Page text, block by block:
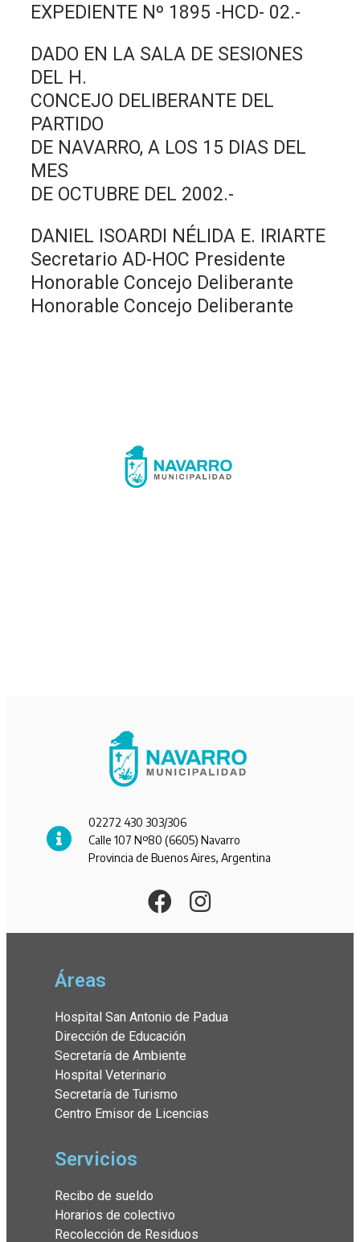
EXPEDIENTE Nº 1895 -HCD- 02.-
DADO EN LA SALA DE SESIONES
DEL H.
CONCEJO DELIBERANTE DEL
PARTIDO
DE NAVARRO, A LOS 15 DIAS DEL
MES
DE OCTUBRE DEL 2002.-
DANIEL ISOARDI NÉLIDA E. IRIARTE
Secretario AD-HOC Presidente
Honorable Concejo Deliberante
Honorable Concejo Deliberante
02272 430 303/306
Calle 107 Nº80 (6605) Navarro
Provincia de Buenos Aires, Argentina
Áreas
Hospital San Antonio de Padua
Dirección de Educación
Secretaría de Ambiente
Hospital Veterinario
Secretaría de Turismo
Centro Emisor de Licencias
Servicios
Recibo de sueldo
Horarios de colectivo
Recolección de Residuos